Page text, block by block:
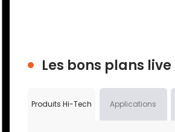
Les bons plans
Produits Hi-Tech Applications